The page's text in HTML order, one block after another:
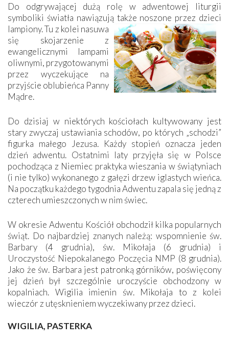
Do odgrywającej dużą rolę w adwentowej liturgii
symboliki światła nawiązują także noszone przez dzieci
lampiony. Tu z kolei nasuwa
się skojarzenie z
ewangelicznymi lampami
oliwnymi, przygotowanymi
przez wyczekujące na
przyjście oblubieńca Panny
Mądre.
Do dzisiaj w niektórych kościołach kultywowany jest
stary zwyczaj ustawiania schodów, po których „schodzi”
figurka małego Jezusa. Każdy stopień oznacza jeden
dzień adwentu. Ostatnimi laty przyjęła się w Polsce
pochodząca z Niemiec praktyka wieszania w świątyniach
(i nie tylko) wykonanego z gałęzi drzew iglastych wieńca.
Na początku każdego tygodnia Adwentu zapala się jedną z
czterech umieszczonych w nim świec.
W okresie Adwentu Kościół obchodził kilka popularnych
świąt. Do najbardziej znanych należą: wspomnienie św.
Barbary (4 grudnia), św. Mikołaja (6 grudnia) i
Uroczystość Niepokalanego Poczęcia NMP (8 grudnia).
Jako że św. Barbara jest patronką górników, poświęcony
jej dzień był szczególnie uroczyście obchodzony w
kopalniach. Wigilia imienin św. Mikołaja to z kolei
wieczór z utęsknieniem wyczekiwany przez dzieci.
WIGILIA, PASTERKA